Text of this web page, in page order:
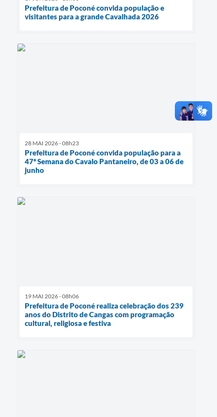
Prefeitura de Poconé convida população e
visitantes para a grande Cavalhada 2026
28 MAI 2026 - 08h23
Prefeitura de Poconé convida população para a
47ª Semana do Cavalo Pantaneiro, de 03 a 06 de
junho
19 MAI 2026 - 08h06
Prefeitura de Poconé realiza celebração dos 239
anos do Distrito de Cangas com programação
cultural, religiosa e festiva